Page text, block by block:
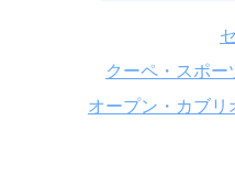
クーペ・スポー
オープン・カブ